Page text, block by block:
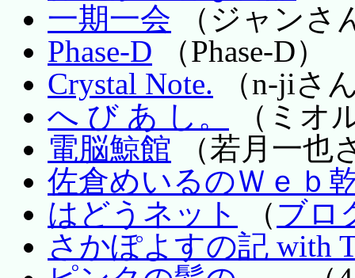
一期一会 （ジャンさ
Phase-D （Phase-D）
Crystal Note. （n-jiさ
へ び あ し。
（ミオ
電脳鯨館 （若月一也
佐倉めいるのＷｅｂ
はどうネット
（ ブロ
さかぽよすの記 with